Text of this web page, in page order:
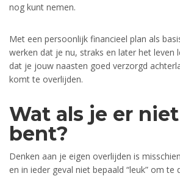
nog kunt nemen.
Met een persoonlijk financieel plan als
werken dat je nu, straks en later het leven
dat je jouw naasten goed verzorgd
komt te overlijden.
Wat als je er
bent?
Denken aan je eigen overlijden is
en in ieder geval niet bepaald “leuk” om te